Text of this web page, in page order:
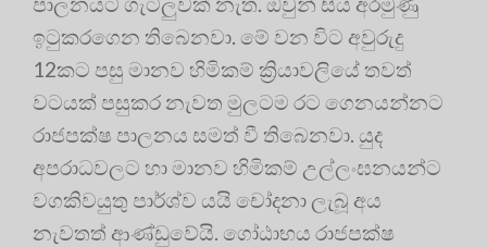
ඉටුකරගෙන තිබෙනවා. මේ වන විට අවුරුදු
12කට පසු මානව හිමිකම් ක්‍රියාවලියේ තවත්
වටයක් පසුකර නැවත මුලටම රට ගෙනයන්නට
රාජපක්ෂ පාලනය සමත් වී තිබෙනවා. යුද
අපරාධවලට හා මානව හිමිකම් උල්ලංඝනයන්ට
වගකිවයුතු පාර්ශ්ව යයි චෝදනා ලැබූ අය
නැවතත් ආණ්ඩුවේයි. ගෝඨාභය රාජපක්ෂ